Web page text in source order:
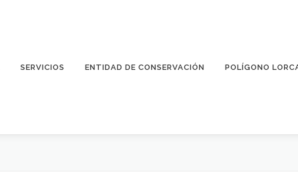
SERVICIOS ENTIDAD DE CONSERVACIÓN POLÍGONO